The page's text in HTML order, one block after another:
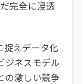
完全に浸透
捉えデータ化
ジネスモデル
の激しい競争